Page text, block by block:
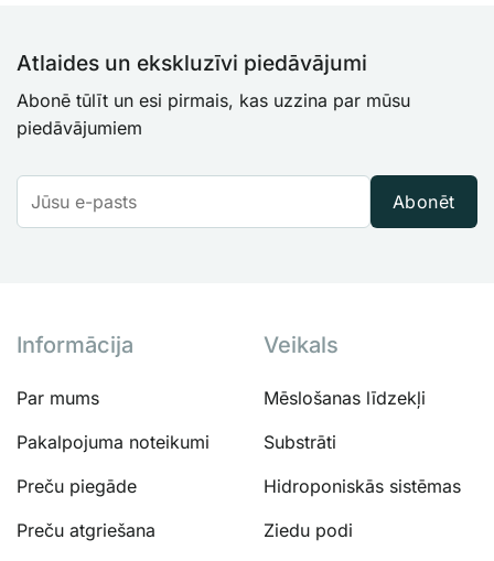
Atlaides un ekskluzīvi piedāvājumi
Abonē tūlīt un esi pirmais, kas uzzina par mūsu
piedāvājumiem
Abonēt
Informācija
Par mums
Pakalpojuma noteikumi
Preču piegāde
Preču atgriešana
Veikals
Mēslošanas līdzekļi
Substrāti
Hidroponiskās sistēmas
Ziedu podi